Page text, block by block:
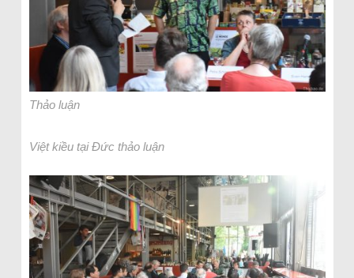
Thảo luận
Việt kiều tại Đức thảo luận